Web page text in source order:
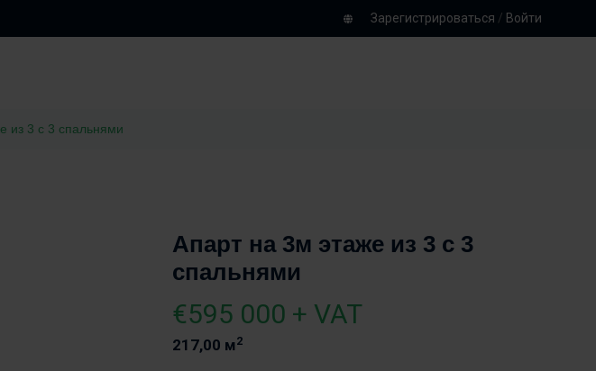
Зарегистрироваться / Войти
из 3 с 3 спальнями
Апарт на 3м этаже из 3 с 3
спальнями
€595 000 + VAT
217,00 м2